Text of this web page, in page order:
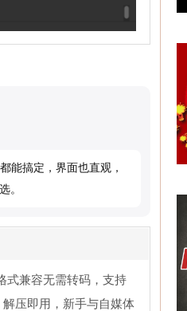
能搞定，界面也直观，
。
式兼容无需转码，支持
压即用，新手与自媒体